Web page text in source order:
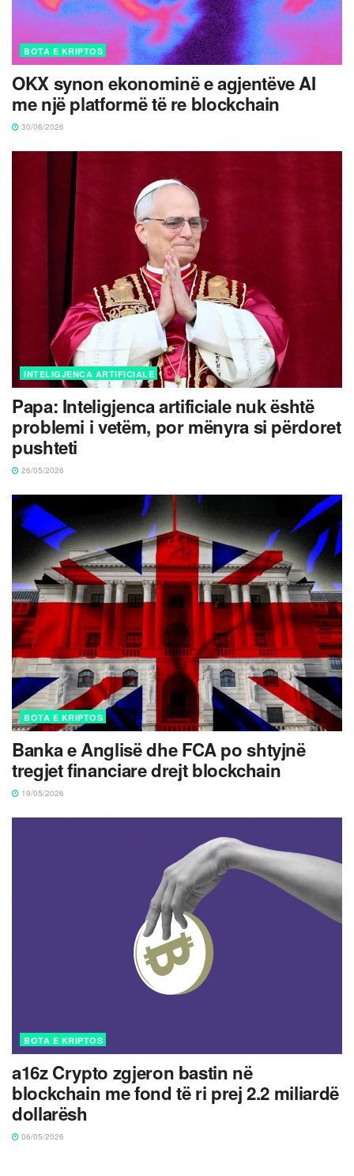
BOTA E KRIPTOS
OKX synon ekonominë e agjentëve AI
me një platformë të re blockchain
30/06/2026
INTELIGJENCA ARTIFICIALE
Papa: Inteligjenca artificiale nuk është
problemi i vetëm, por mënyra si përdoret
pushteti
26/05/2026
BOTA E KRIPTOS
Banka e Anglisë dhe FCA po shtyjnë
tregjet financiare drejt blockchain
19/05/2026
BOTA E KRIPTOS
a16z Crypto zgjeron bastin në
blockchain me fond të ri prej 2.2 miliardë
dollarësh
06/05/2026